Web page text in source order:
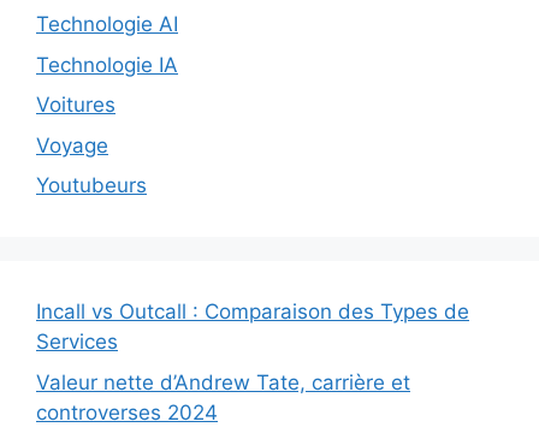
Technologie AI
Technologie IA
Voitures
Voyage
Youtubeurs
Incall vs Outcall : Comparaison des Types de
Services
Valeur nette d’Andrew Tate, carrière et
controverses 2024